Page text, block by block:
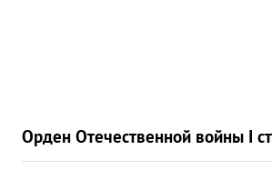
Орден Отечественной войны I